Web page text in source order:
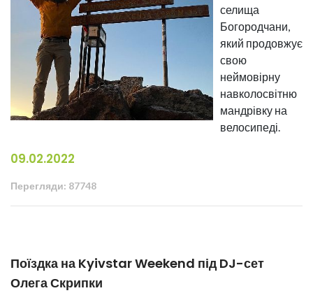
селища
Богородчани,
який продовжує
свою
неймовірну
навколосвітню
мандрівку на
велосипеді.
09.02.2022
Перегляди: 87748
Поїздка на Kyivstar Weekend під DJ-сет
Олега Скрипки